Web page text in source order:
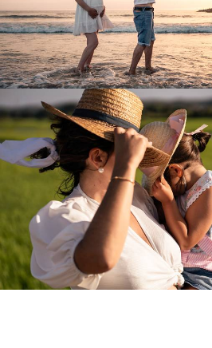
1153 0
664 0